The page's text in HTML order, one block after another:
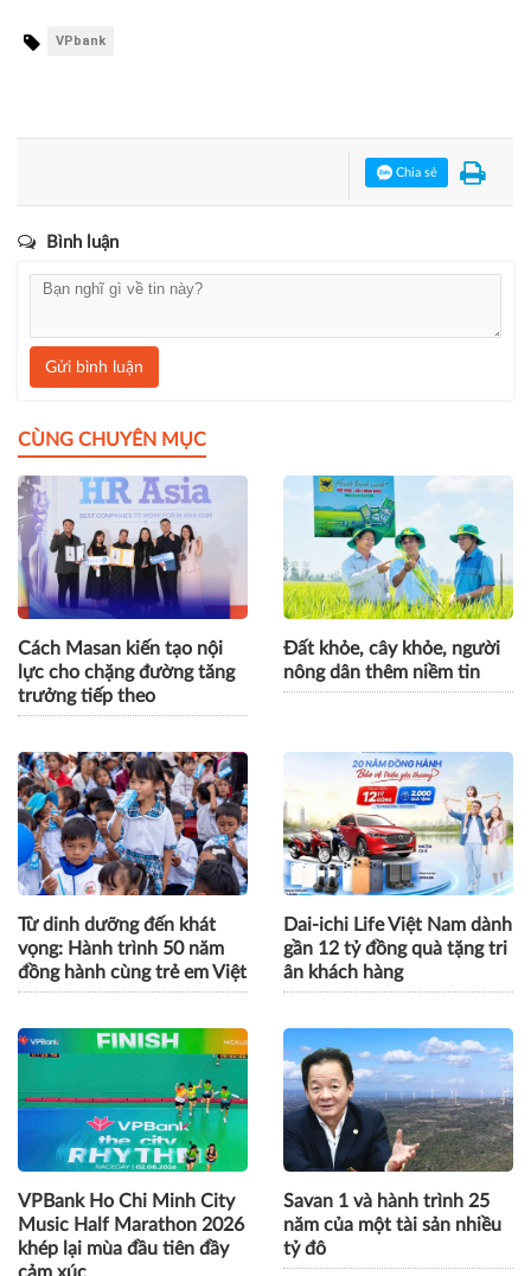
VPbank
Chia sẻ
Bình luận
Gửi bình luận
CÙNG CHUYÊN MỤC
Cách Masan kiến tạo nội
lực cho chặng đường tăng
trưởng tiếp theo
Đất khỏe, cây khỏe, người
nông dân thêm niềm tin
Từ dinh dưỡng đến khát
vọng: Hành trình 50 năm
đồng hành cùng trẻ em Việt
Dai-ichi Life Việt Nam dành
gần 12 tỷ đồng quà tặng tri
ân khách hàng
VPBank Ho Chi Minh City
Music Half Marathon 2026
khép lại mùa đầu tiên đầy
Savan 1 và hành trình 25
năm của một tài sản nhiều
tỷ đô